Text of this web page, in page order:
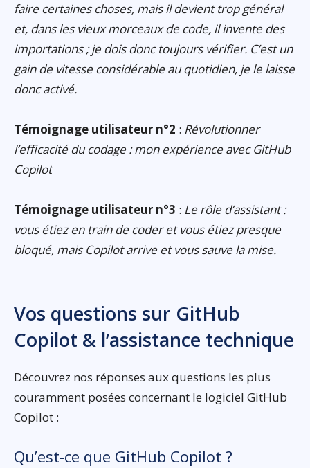
faire certaines choses, mais il devient trop général
et, dans les vieux morceaux de code, il invente des
importations ; je dois donc toujours vérifier. C’est un
gain de vitesse considérable au quotidien, je le laisse
donc activé.
Témoignage utilisateur n°2 : Révolutionner
l’efficacité du codage : mon expérience avec GitHub
Copilot
Témoignage utilisateur n°3 : Le rôle d’assistant :
vous étiez en train de coder et vous étiez presque
bloqué, mais Copilot arrive et vous sauve la mise.
Vos questions sur GitHub
Copilot & l’assistance technique
Découvrez nos réponses aux questions les plus
couramment posées concernant le logiciel GitHub
Copilot :
Qu’est-ce que GitHub Copilot ?